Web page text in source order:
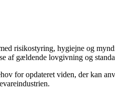
risikostyring, hygiejne og
af gældende lovgivning og
for opdateret viden, der kan